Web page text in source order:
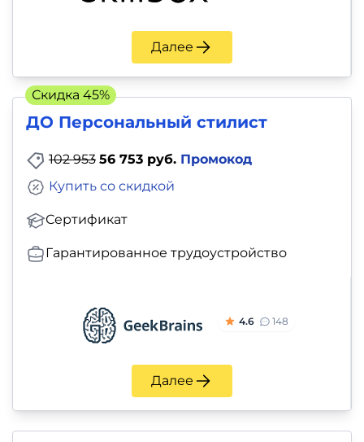
Далее
ДО Персональный стилист
102 953 56 753 руб. Промокод
Сертификат
Купить со скидкой
Гарантированное трудоустройство
4.6 148
Далее
Скидка 45%